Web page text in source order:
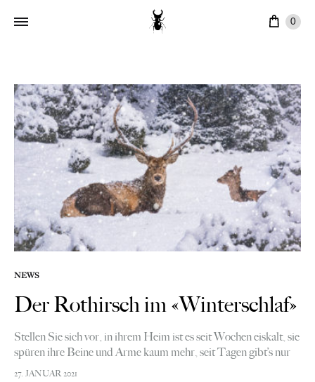
0
NEWS
Der Rothirsch im «Winterschlaf»
Stellen Sie sich vor, in ihrem Heim ist es seit Wochen eiskalt, sie
spüren ihre Beine und Arme kaum mehr, seit Tagen gibt’s nur
noch Dörrbohnen zum Essen und Einbrecher…
27. JANUAR 2021